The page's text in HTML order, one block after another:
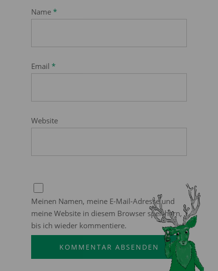
Name *
Email *
Website
Meinen Namen, meine E-Mail-Adresse und
meine Website in diesem Browser speichern,
bis ich wieder kommentiere.